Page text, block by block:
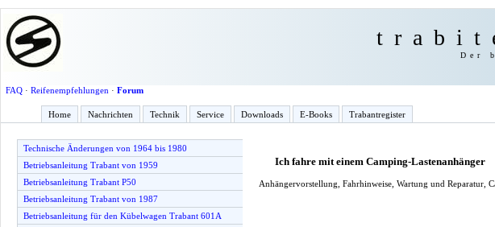
Der
FAQ· Reifenempfehlungen · Forum
Home Nachrichten Technik Service Downloads E-Books Trabantregister
Technische Änderungen von 1964 bis 1980
Betriebsanleitung Trabant von 1959
Betriebsanleitung Trabant P50
Betriebsanleitung Trabant von 1987
Betriebsanleitung für den Kübelwagen Trabant 601A
Ich fahre mit einem Camping-Lastenanhänger
Anhängervorstellung, Fahrhinweise, Wartung und Reparatur,